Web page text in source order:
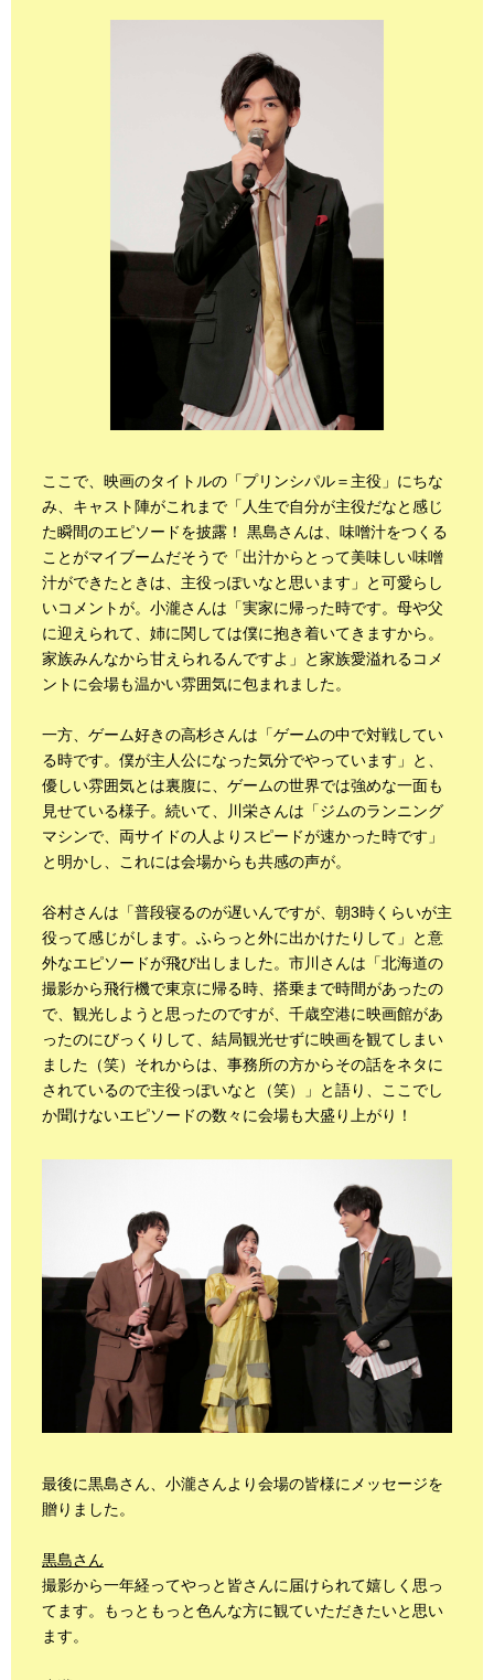
ここで、映画のタイトルの「プリンシパル＝主役」にちな
み、キャスト陣がこれまで「人生で自分が主役だなと感じ
た瞬間のエピソードを披露！ 黒島さんは、味噌汁をつくる
ことがマイブームだそうで「出汁からとって美味しい味噌
汁ができたときは、主役っぽいなと思います」と可愛らし
いコメントが。小瀧さんは「実家に帰った時です。母や父
に迎えられて、姉に関しては僕に抱き着いてきますから。
家族みんなから甘えられるんですよ」と家族愛溢れるコメ
ントに会場も温かい雰囲気に包まれました。
一方、ゲーム好きの高杉さんは「ゲームの中で対戦してい
る時です。僕が主人公になった気分でやっています」と、
優しい雰囲気とは裏腹に、ゲームの世界では強めな一面も
見せている様子。続いて、川栄さんは「ジムのランニング
マシンで、両サイドの人よりスピードが速かった時です」
と明かし、これには会場からも共感の声が。
谷村さんは「普段寝るのが遅いんですが、朝3時くらいが主
役って感じがします。ふらっと外に出かけたりして」と意
外なエピソードが飛び出しました。市川さんは「北海道の
撮影から飛行機で東京に帰る時、搭乗まで時間があったの
で、観光しようと思ったのですが、千歳空港に映画館があ
ったのにびっくりして、結局観光せずに映画を観てしまい
ました（笑）それからは、事務所の方からその話をネタに
されているので主役っぽいなと（笑）」と語り、ここでし
か聞けないエピソードの数々に会場も大盛り上がり！
最後に黒島さん、小瀧さんより会場の皆様にメッセージを
贈りました。
黒島さん
撮影から一年経ってやっと皆さんに届けられて嬉しく思っ
てます。もっともっと色んな方に観ていただきたいと思い
ます。